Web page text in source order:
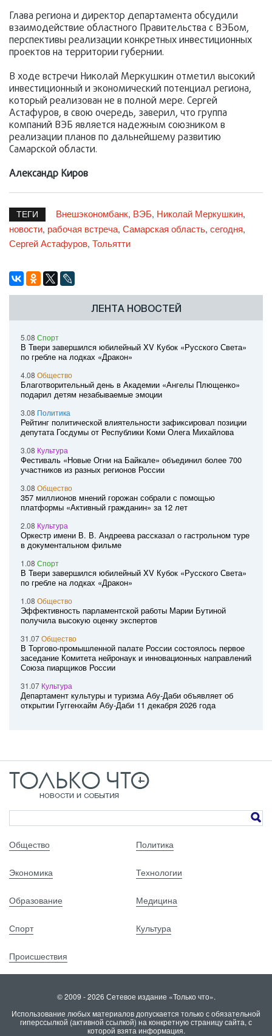
Глава региона и директор департамента обсудили
взаимодействие областного Правительства с ВЭБом,
перспективы реализации конкретных инвестиционных
проектов на территории губернии.
В ходе встречи Николай Меркушкин отметил высокий
инвестиционный и экономический потенциал региона,
который реализован не в полной мере. Сергей
Астафуров, в свою очередь, заверил, что группа
компаний ВЭБ является надежным союзником в
реализации планов по дальнейшему развитию
Самарской области.
Александр Киров
ТЕГИ Внешэкономбанк, ВЭБ, Николай Меркушкин,
новости, рабочая встреча, Самарская область, сегодня,
Сергей Астафуров, Тольятти
ЛЕНТА НОВОСТЕЙ
5.08 Спорт
В Твери завершился юбилейный XV Кубок «Русского Света»
по гребле на лодках «Дракон»
4.08 Общество
Благотворительный день в Академии «Ангелы Плющенко»
подарил детям незабываемые эмоции
3.08 Политика
Рейтинг политической влиятельности зафиксировал позиции
депутата Госдумы от Республики Коми Олега Михайлова
3.08 Культура
Фестиваль «Новые Огни на Байкале» объединил более 700
участников из разных регионов России
3.08 Общество
357 миллионов мнений горожан собрали с помощью
платформы «Активный гражданин» за 12 лет
2.08 Культура
Оркестр имени В. В. Андреева рассказал о гастрольном туре
в документальном фильме
1.08 Спорт
В Твери завершился юбилейный XV Кубок «Русского Света»
по гребле на лодках «Дракон»
1.08 Общество
Эффективность парламентской работы Марии Бутиной
получила высокую оценку экспертов
31.07Общество
В Торгово-промышленной палате России состоялось первое
заседание Комитета нейронаук и инновационных направлений
Союза пиарщиков России
31.07 Культура
Департамент культуры и туризма Абу-Даби объявляет об
открытии Гуггенхайм Абу-Даби 11 декабря 2026 года
Общество Политика
Экономика Технологии
Образование Медицина
Спорт Культура
Происшествия
© 2009 - 2026 Сетевое издание «Только что».
Использование любых материалов допускается только с обязательной
гиперссылкой (активной ссылкой) на конкретную страницу сайта, с
которой взята информация.